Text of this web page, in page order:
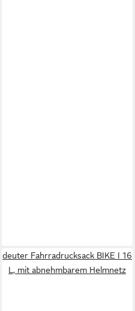
deuter Fahrradrucksack BIKE I 16
L, mit abnehmbarem Helmnetz